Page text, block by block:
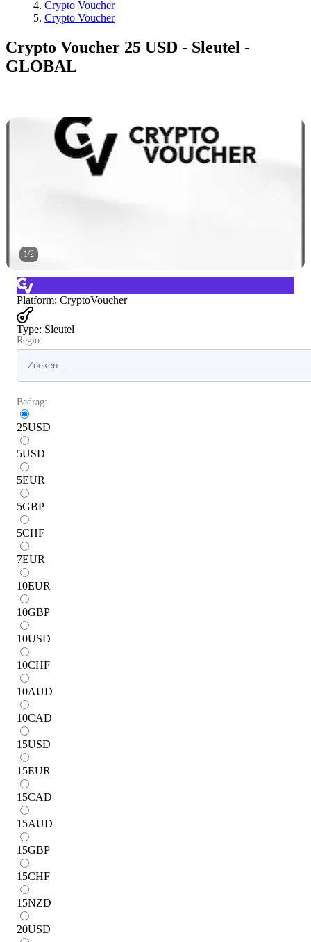
Crypto Voucher
Crypto Voucher
Crypto Voucher 25 USD - Sleutel -
GLOBAL
1/2
Platform: CryptoVoucher
Type: Sleutel
Regio:
Bedrag:
25USD
5USD
5EUR
5GBP
5CHF
7EUR
10EUR
10GBP
10USD
10CHF
10AUD
10CAD
15USD
15EUR
15CAD
15AUD
15GBP
15CHF
15NZD
20USD